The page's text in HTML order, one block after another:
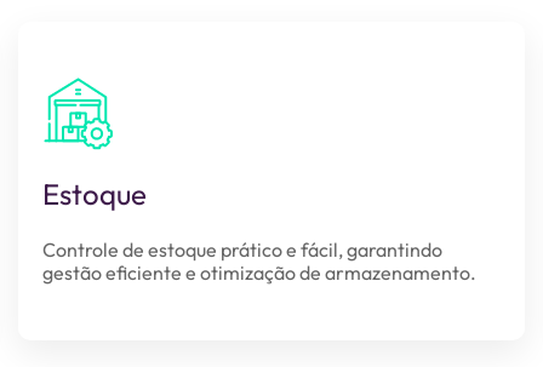
Estoque
Controle de estoque prático e fácil, garantindo
gestão eficiente e otimização de armazenamento.